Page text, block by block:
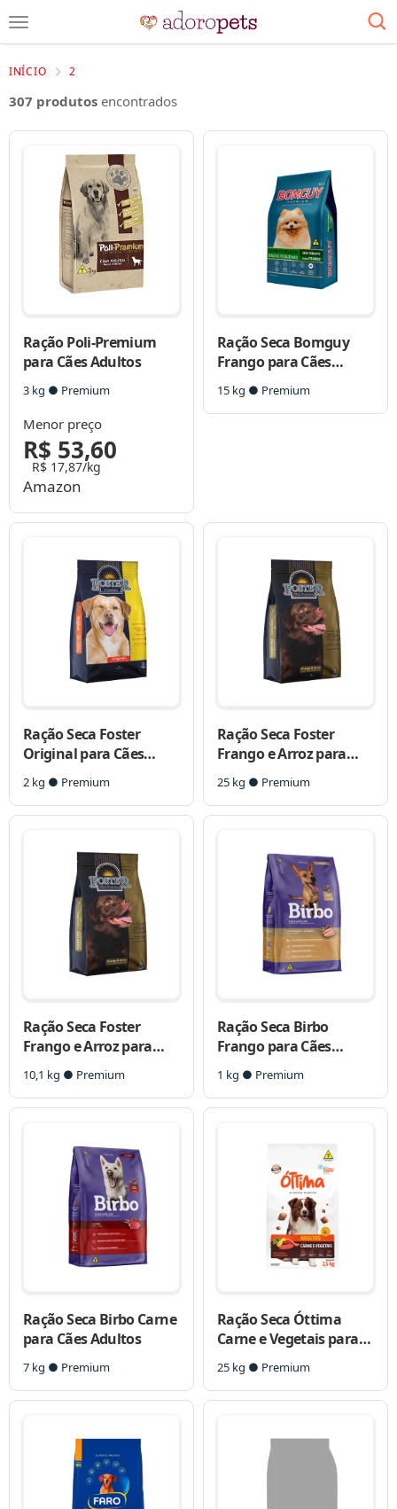
INÍCIO 2
307 produtos encontrados
Ração Poli-Premium
para Cães Adultos
3 kg ● Premium
Menor preço
R$ 53,60
R$ 17,87/kg
Amazon
Ração Seca Bomguy
Frango para Cães
Adultos Raças
Pequenas
15 kg ● Premium
Ração Seca Foster
Original para Cães
Adultos
2 kg ● Premium
Ração Seca Foster
Frango e Arroz para
Cães Adultos
25 kg ● Premium
Ração Seca Foster
Frango e Arroz para
Cães Adultos
10,1 kg ● Premium
Ração Seca Birbo
Frango para Cães
Adultos
1 kg ● Premium
Ração Seca Birbo Carne
para Cães Adultos
7 kg ● Premium
Ração Seca Óttima
Carne e Vegetais para
Cães Adultos
25 kg ● Premium